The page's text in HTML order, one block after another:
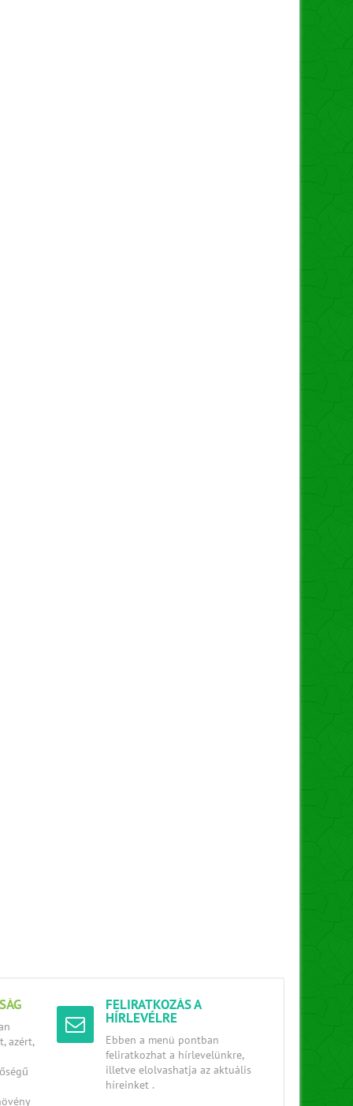
azért,
FELIRATKOZÁS A
HÍRLEVÉLRE
Ebben a menü pontban
feliratkozhat a hírlevelünkre,
illetve elolvashatja az aktuális
híreinket .